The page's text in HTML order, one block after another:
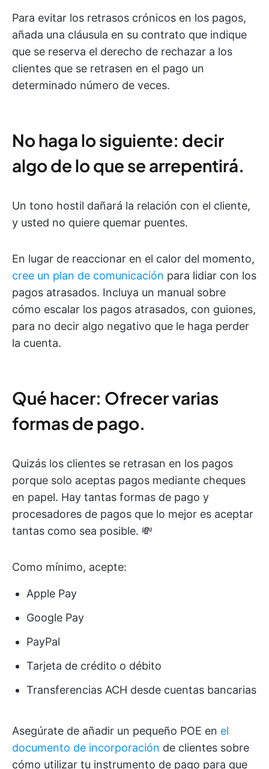
Para evitar los retrasos crónicos en los pagos,
añada una cláusula en su contrato que indique
que se reserva el derecho de rechazar a los
clientes que se retrasen en el pago un
determinado número de veces.
No haga lo siguiente: decir
algo de lo que se arrepentirá.
Un tono hostil dañará la relación con el cliente,
y usted no quiere quemar puentes.
En lugar de reaccionar en el calor del momento,
cree un plan de comunicación para lidiar con los
pagos atrasados. Incluya un manual sobre
cómo escalar los pagos atrasados, con guiones,
para no decir algo negativo que le haga perder
la cuenta.
Qué hacer: Ofrecer varias
formas de pago.
Quizás los clientes se retrasan en los pagos
porque solo aceptas pagos mediante cheques
en papel. Hay tantas formas de pago y
procesadores de pagos que lo mejor es aceptar
tantas como sea posible. 💸
Como mínimo, acepte:
Apple Pay
Google Pay
PayPal
Tarjeta de crédito o débito
Transferencias ACH desde cuentas bancarias
Asegúrate de añadir un pequeño POE en el
documento de incorporación de clientes sobre
cómo utilizar tu instrumento de pago para que